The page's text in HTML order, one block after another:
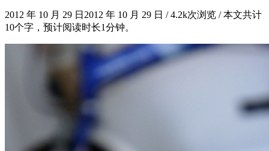
2012 年 10 月 29 日 2012 年 10 月 29 日 /4.2k次浏览 /本文共计
10个字，预计阅读时长1分钟。